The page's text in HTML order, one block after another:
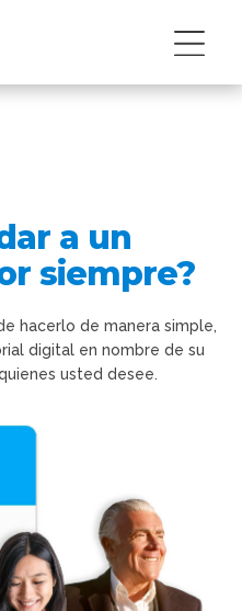
a un
siempre?
hacerlo de manera simple,
digital en nombre de su
usted desee.